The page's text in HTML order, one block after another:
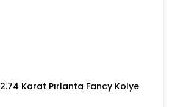
2.74 Karat Pırlanta Fancy Kolye